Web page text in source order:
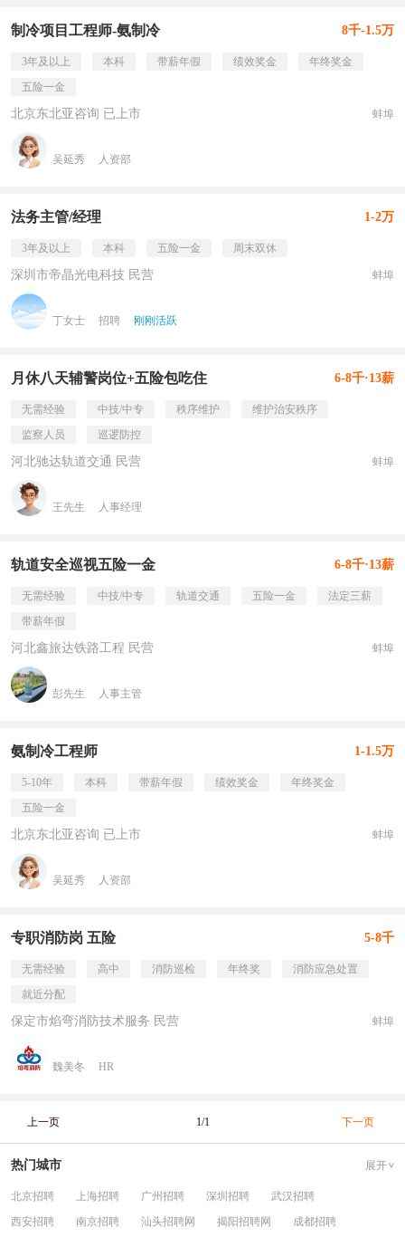
制冷项目工程师-氨制冷 8千-1.5万
3年及以上 本科 带薪年假 绩效奖金
年终奖金
五险一金
北京东北亚咨询 已上市 蚌埠
吴延秀 人资部
法务主管/经理 1-2万
3年及以上 本科 五险一金 周末双休
深圳市帝晶光电科技 民营 蚌埠
丁女士 招聘 刚刚活跃
月休八天辅警岗位+五险包吃住 6-8千·13薪
无需经验 中技/中专 秩序维护
维护治安秩序
监察人员
巡逻防控
河北驰达轨道交通 民营 蚌埠
王先生 人事经理
轨道安全巡视五险一金 6-8千·13薪
无需经验 中技/中专 轨道交通 五险一金
法定三薪
带薪年假
河北鑫旅达铁路工程 民营 蚌埠
彭先生 人事主管
氨制冷工程师 1-1.5万
5-10年 本科 带薪年假 绩效奖金
年终奖金
五险一金
北京东北亚咨询 已上市 蚌埠
吴延秀 人资部
专职消防岗 五险 5-8千
无需经验 高中 消防巡检 年终奖
消防应急处置
就近分配
保定市焰弯消防技术服务 民营 蚌埠
魏美冬 HR
上一页 1/1 下一页
热门城市 展开
北京招聘 上海招聘 广州招聘 深圳招聘
武汉招聘
西安招聘
南京招聘 汕头招聘网 揭阳招聘网 成都招聘